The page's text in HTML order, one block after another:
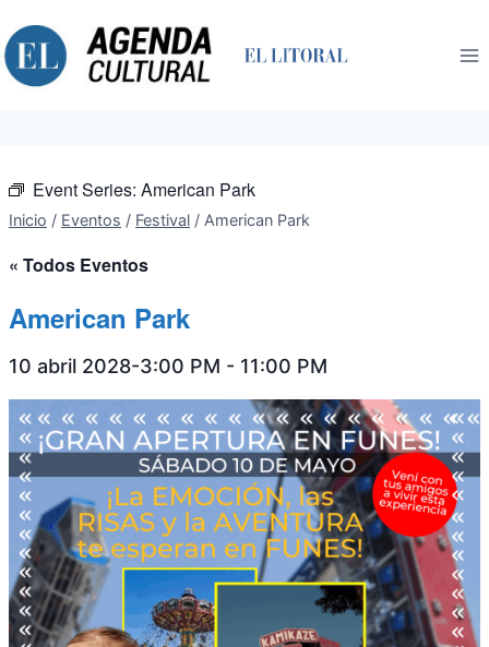
al
contenido
Event Series: American Park
Inicio / Eventos / Festival / American Park
« Todos Eventos
American Park
10 abril 2028-3:00 PM - 11:00 PM